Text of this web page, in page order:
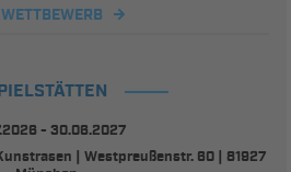
- 30.06.2027
| Westpreußenstr. 60 | 81927